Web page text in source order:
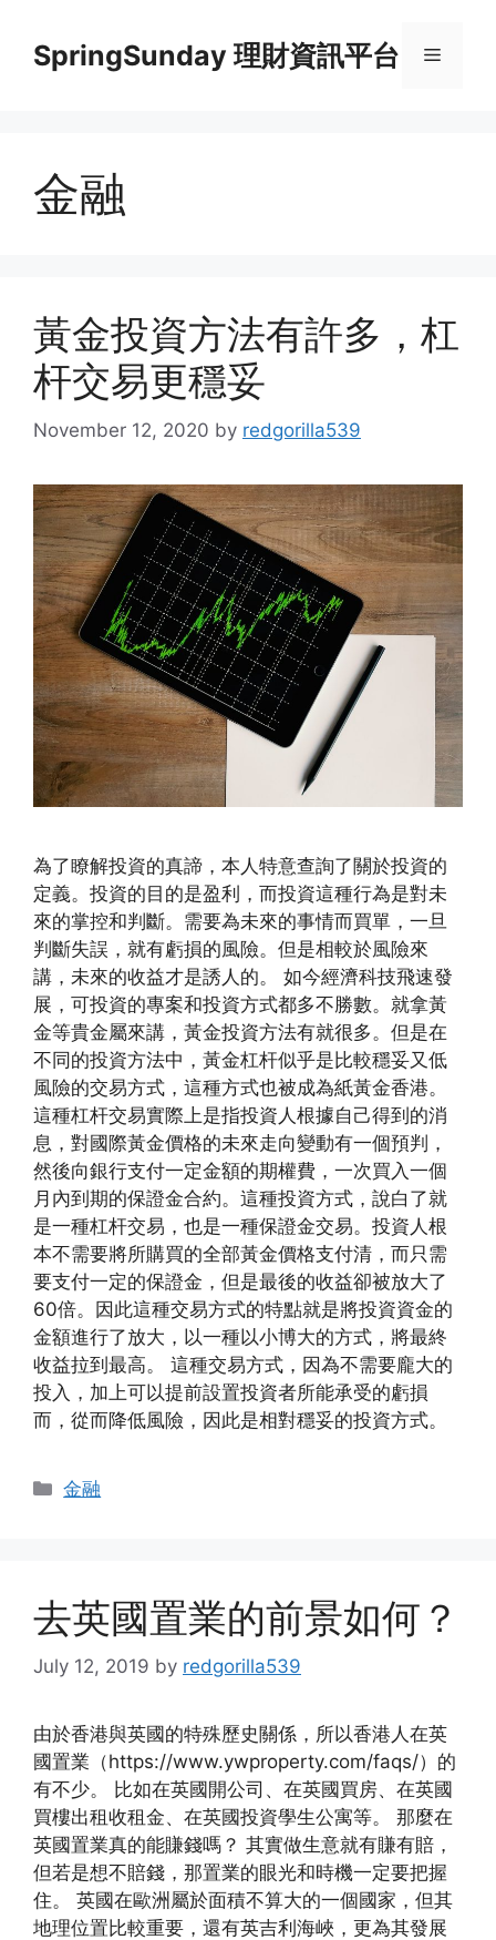
contentSpringSunday 理財資訊平台 Menu
金融
黃金投資方法有許多，杠
杆交易更穩妥
November 12, 2020 by redgorilla539
為了瞭解投資的真諦，本人特意查詢了關於投資的
定義。投資的目的是盈利，而投資這種行為是對未
來的掌控和判斷。需要為未來的事情而買單，一旦
判斷失誤，就有虧損的風險。但是相較於風險來
講，未來的收益才是誘人的。 如今經濟科技飛速發
展，可投資的專案和投資方式都多不勝數。就拿黃
金等貴金屬來講，黃金投資方法有就很多。但是在
不同的投資方法中，黃金杠杆似乎是比較穩妥又低
風險的交易方式，這種方式也被成為紙黃金香港。
這種杠杆交易實際上是指投資人根據自己得到的消
息，對國際黃金價格的未來走向變動有一個預判，
然後向銀行支付一定金額的期權費，一次買入一個
月內到期的保證金合約。這種投資方式，說白了就
是一種杠杆交易，也是一種保證金交易。投資人根
本不需要將所購買的全部黃金價格支付清，而只需
要支付一定的保證金，但是最後的收益卻被放大了
60倍。因此這種交易方式的特點就是將投資資金的
金額進行了放大，以一種以小博大的方式，將最終
收益拉到最高。 這種交易方式，因為不需要龐大的
投入，加上可以提前設置投資者所能承受的虧損
而，從而降低風險，因此是相對穩妥的投資方式。
Categories
金融
去英國置業的前景如何？
July 12, 2019 by redgorilla539
由於香港與英國的特殊歷史關係，所以香港人在英
國置業（https://www.ywproperty.com/faqs/）的
有不少。 比如在英國開公司、在英國買房、在英國
買樓出租收租金、在英國投資學生公寓等。 那麼在
英國置業真的能賺錢嗎？ 其實做生意就有賺有賠，
但若是想不賠錢，那置業的眼光和時機一定要把握
住。 英國在歐洲屬於面積不算大的一個國家，但其
地理位置比較重要，還有英吉利海峽，更為其發展